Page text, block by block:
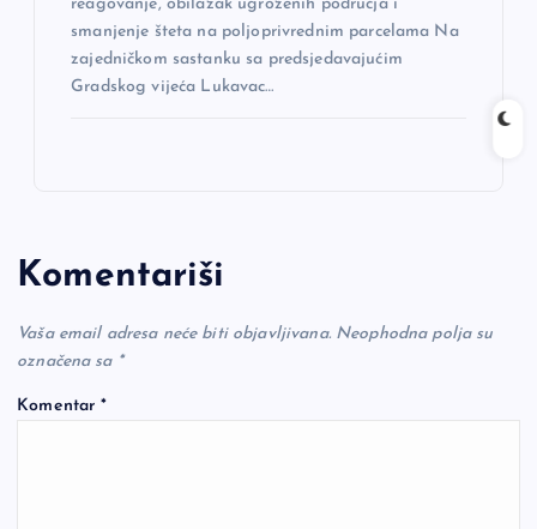
reagovanje, obilazak ugroženih područja i
smanjenje šteta na poljoprivrednim parcelama Na
zajedničkom sastanku sa predsjedavajućim
Gradskog vijeća Lukavac…
Komentariši
Vaša email adresa neće biti objavljivana. Neophodna polja su
označena sa *
Komentar*